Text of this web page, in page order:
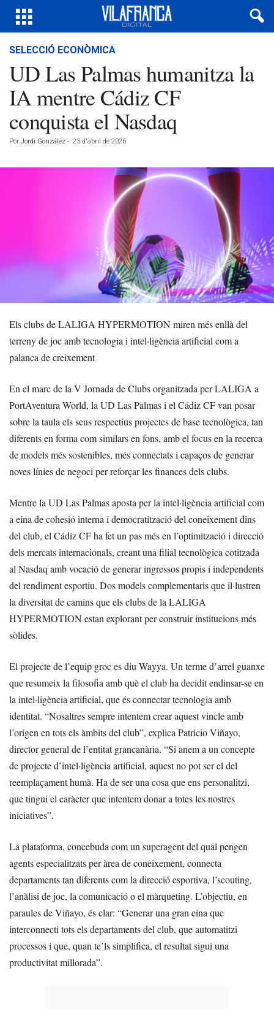
SELECCIÓ ECONÒMICA
UD Las Palmas humanitza la
IA mentre Cádiz CF
conquista el Nasdaq
Por Jordi González - 23 d'abril de 2026
Els clubs de LALIGA HYPERMOTION miren més enllà del
terreny de joc amb tecnologia i intel·ligència artificial com a
palanca de creixement
En el marc de la V Jornada de Clubs organitzada per LALIGA a
PortAventura World, la UD Las Palmas i el Cádiz CF van posar
sobre la taula els seus respectius projectes de base tecnològica, tan
diferents en forma com similars en fons, amb el focus en la recerca
de models més sostenibles, més connectats i capaços de generar
noves línies de negoci per reforçar les finances dels clubs.
Mentre la UD Las Palmas aposta per la intel·ligència artificial com
a eina de cohesió interna i democratització del coneixement dins
del club, el Cádiz CF ha fet un pas més en l’optimització i direcció
dels mercats internacionals, creant una filial tecnològica cotitzada
al Nasdaq amb vocació de generar ingressos propis i independents
del rendiment esportiu. Dos models complementaris que il·lustren
la diversitat de camins que els clubs de la LALIGA
HYPERMOTION estan explorant per construir institucions més
sòlides.
El projecte de l’equip groc es diu Wayya. Un terme d’arrel guanxe
que resumeix la filosofia amb què el club ha decidit endinsar-se en
la intel·ligència artificial, que és connectar tecnologia amb
identitat. “Nosaltres sempre intentem crear aquest vincle amb
l’origen en tots els àmbits del club”, explica Patricio Viñayo,
director general de l’entitat grancanària. “Si anem a un concepte
de projecte d’intel·ligència artificial, aquest no pot ser el del
reemplaçament humà. Ha de ser una cosa que ens personalitzi,
que tingui el caràcter que intentem donar a totes les nostres
iniciatives”.
La plataforma, concebuda com un superagent del qual pengen
agents especialitzats per àrea de coneixement, connecta
departaments tan diferents com la direcció esportiva, l’scouting,
l’anàlisi de joc, la comunicació o el màrqueting. L’objectiu, en
paraules de Viñayo, és clar: “Generar una gran eina que
interconnecti tots els departaments del club, que automatitzi
processos i que, quan te’ls simplifica, el resultat sigui una
productivitat millorada”.